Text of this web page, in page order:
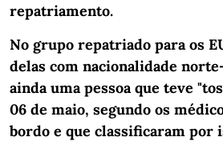
repatriamento.
No grupo repatriado para os
delas com nacionalidade
ainda uma pessoa que teve
06 de maio, segundo os
bordo e que classificaram por